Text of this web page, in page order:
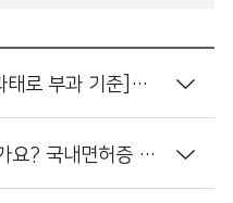
준]은 어떻게 되나요?
름의 정보 불일치가 나타납니다.